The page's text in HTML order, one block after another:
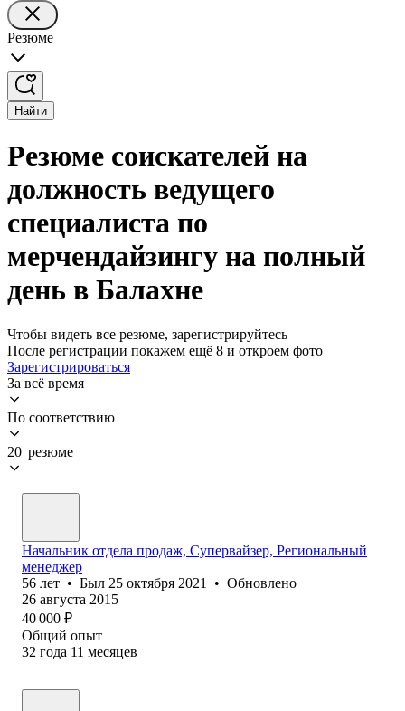
Резюме
Найти
Резюме соискателей на
должность ведущего
специалиста по
мерчендайзингу на полный
день в Балахне
Чтобы видеть все резюме, зарегистрируйтесь
После регистрации покажем ещё 8 и откроем фото
Зарегистрироваться
За всё время
По соответствию
20 резюме
Начальник отдела продаж, Супервайзер, Региональный
менеджер
56 лет • Был 25 октября 2021 • Обновлено
26 августа 2015
40 000 ₽
Общий опыт
32 года 11 месяцев